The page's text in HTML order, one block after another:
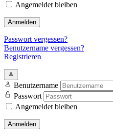
Angemeldet bleiben
Anmelden
Passwort vergessen?
Benutzername vergessen?
Registrieren
Benutzername
Passwort
Angemeldet bleiben
Anmelden